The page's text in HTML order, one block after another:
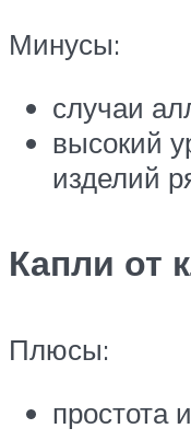
Минусы:
случаи
высокий
изделий
Капли от
Плюсы:
простота